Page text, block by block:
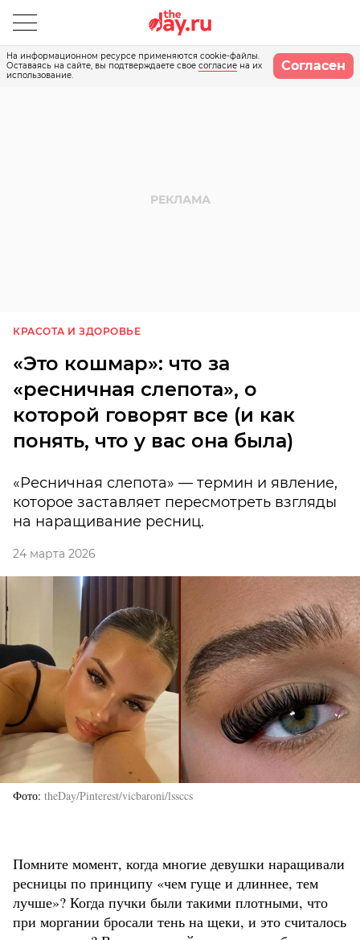
На информационном ресурсе применяются cookie-файлы.
Оставаясь на сайте, вы подтверждаете свое согласие на их
использование.
Согласен
КРАСОТА И ЗДОРОВЬЕ
«Это кошмар»: что за
«ресничная слепота», о
которой говорят все (и как
понять, что у вас она была)
«Ресничная слепота» — термин и явление,
которое заставляет пересмотреть взгляды
на наращивание ресниц.
24 марта 2026
Фото theDay/Pinterest/vicbaroni/lssccs
Помните момент, когда многие девушки наращивали
ресницы по принципу «чем гуще и длиннее, тем
лучше»? Когда пучки были такими плотными, что
при моргании бросали тень на щеки, и это считалось